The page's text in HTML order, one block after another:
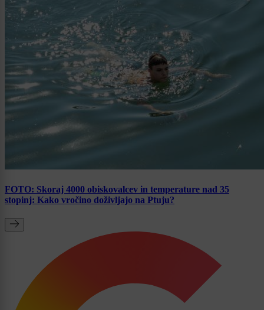
FOTO: Skoraj 4000 obiskovalcev in temperature nad 35
stopinj: Kako vročino doživljajo na Ptuju?